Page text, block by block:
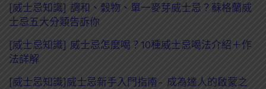
[威士忌知識] 調和、穀物、單一麥芽威士忌？蘇格蘭威
士忌五大分類告訴你
[威士忌知識] 威士忌怎麼喝？10種威士忌喝法介紹＋作
法詳解
[威士忌知識]威士忌新手入門指南- 成為達人的啟蒙之